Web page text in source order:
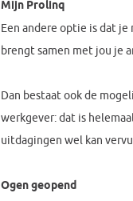
Mijn Prolinq
Een andere optie is dat
brengt samen met jou je
Dan bestaat ook de
werkgever: dat is
uitdagingen wel kan
Ogen geopend